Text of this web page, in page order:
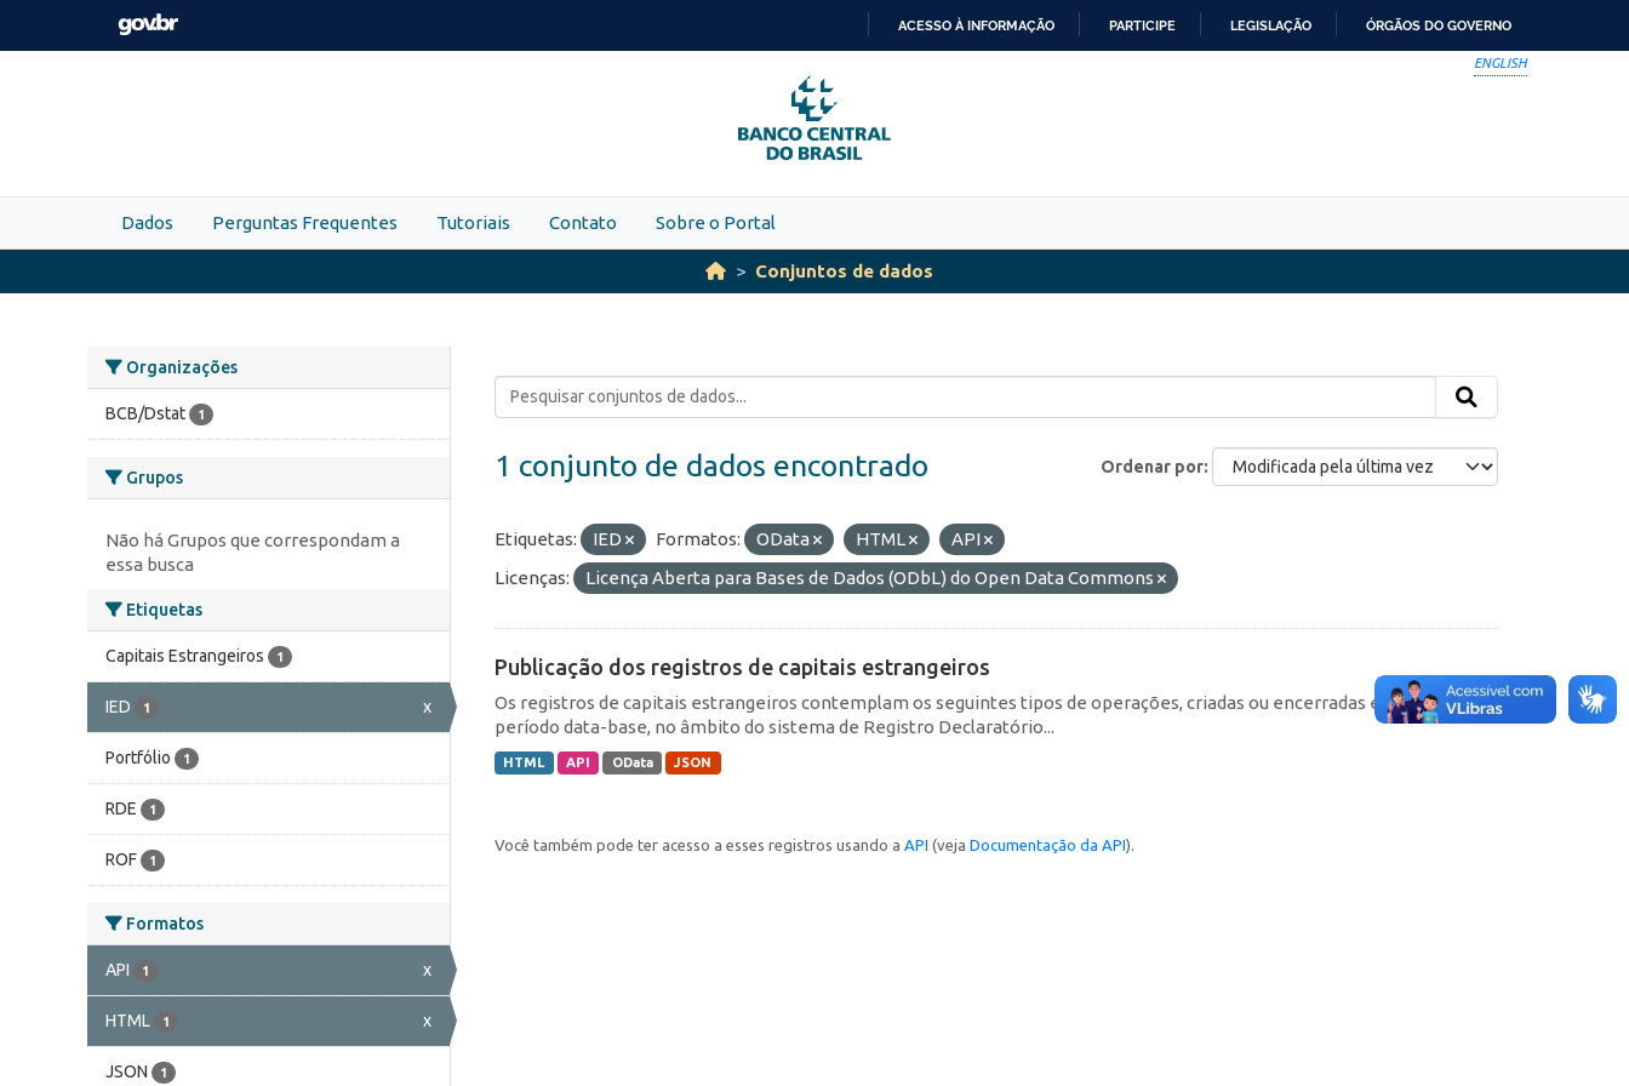
Skip to main content
PARA
O
CONTEÚDO
ACESSO À INFORMAÇÃO PARTICIPE LEGISLAÇÃO ÓRGÃOS DO GOVERNO
ENGLISH
Dados Perguntas Frequentes Tutoriais Contato Sobre o Portal
Conjuntos de dados
Organizações
BCB/Dstat 1
Grupos
Não há Grupos que correspondam a
essa busca
Etiquetas
Capitais Estrangeiros 1
IED 1 x
Portfólio 1
RDE 1
ROF 1
Formatos
API 1 x
HTML 1 x
JSON 1
Ordenar por
1 conjunto de dados encontrado
Etiquetas: IED Formatos: OData HTML
API
Licenças:
Licença Aberta para Bases de Dados (ODbL) do Open Data Commons
Publicação dos registros de capitais estrangeiros
Os registros de capitais estrangeiros contemplam os seguintes tipos de operações, criadas ou encerradas em cada
período data-base, no âmbito do sistema de Registro Declaratório...
HTML API OData JSON
Você também pode ter acesso a esses registros usando a API (veja Documentação da API).